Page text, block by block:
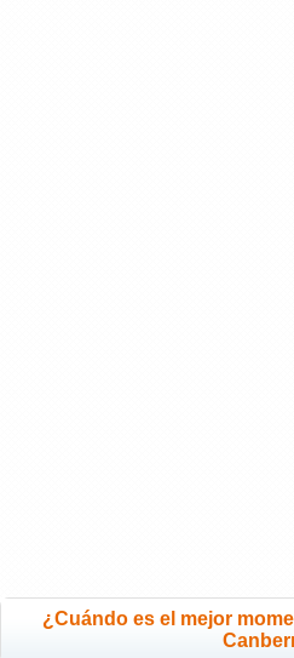
¿Cuándo es el mejor